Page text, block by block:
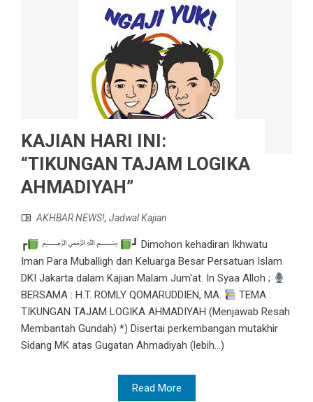
KAJIAN HARI INI:
“TIKUNGAN TAJAM LOGIKA
AHMADIYAH”
AKHBAR NEWS!, Jadwal Kajian
┏ ﷽
┛ Dimohon kehadiran Ikhwatu
Iman Para Muballigh dan Keluarga Besar Persatuan Islam
DKI Jakarta dalam Kajian Malam Jum'at. In Syaa Alloh ;
BERSAMA : H.T. ROMLY QOMARUDDIEN, MA.
TEMA :
TIKUNGAN TAJAM LOGIKA AHMADIYAH (Menjawab Resah
Membantah Gundah) *) Disertai perkembangan mutakhir
Sidang MK atas Gugatan Ahmadiyah (lebih…)
Read More